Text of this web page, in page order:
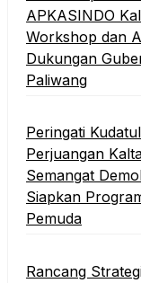
APKASINDO
Workshop dan
Dukungan
Paliwang
Peringati
Perjuangan
Semangat
Siapkan
Pemuda
Rancang